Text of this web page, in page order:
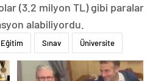
(3.2 milyon TL) gibi paralar
alabiliyordu.
Eğitim Sınav Üniversite